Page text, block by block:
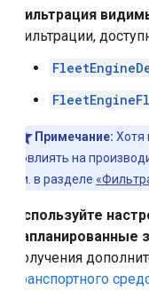
Фильтрация
фильтрации,
Примечание: Хотя
повлиять на
см. в разделе
Используйте
запланированные
получения
транспортного